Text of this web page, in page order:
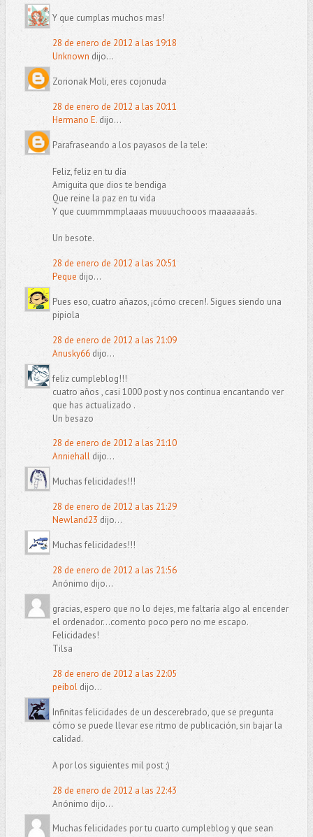
Y que cumplas muchos mas!
28 de enero de 2012 a las 19:18
Unknown dijo...
Zorionak Moli, eres cojonuda
28 de enero de 2012 a las 20:11
Hermano E.dijo...
Parafraseando a los payasos de la tele:
Feliz, feliz en tu día
Amiguita que dios te bendiga
Que reine la paz en tu vida
Y que cuummmmplaaas muuuuchooos maaaaaaás.
Un besote.
28 de enero de 2012 a las 20:51
Peque dijo...
Pues eso, cuatro añazos, ¡cómo crecen!. Sigues siendo una
pipiola
28 de enero de 2012 a las 21:09
Anusky66dijo...
feliz cumpleblog!!!
cuatro años , casi 1000 post y nos continua encantando ver
que has actualizado .
Un besazo
28 de enero de 2012 a las 21:10
Anniehalldijo...
Muchas felicidades!!!
28 de enero de 2012 a las 21:29
Newland23 dijo...
Muchas felicidades!!!
28 de enero de 2012 a las 21:56
Anónimo dijo...
gracias, espero que no lo dejes, me faltaría algo al encender
el ordenador...comento poco pero no me escapo.
Felicidades!
Tilsa
28 de enero de 2012 a las 22:05
peiboldijo...
Infinitas felicidades de un descerebrado, que se pregunta
cómo se puede llevar ese ritmo de publicación, sin bajar la
calidad.
A por los siguientes mil post ;)
28 de enero de 2012 a las 22:43
Anónimo dijo...
Muchas felicidades por tu cuarto cumpleblog y que sean